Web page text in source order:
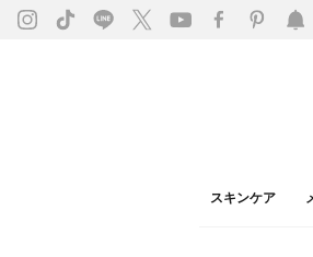
スキンケア